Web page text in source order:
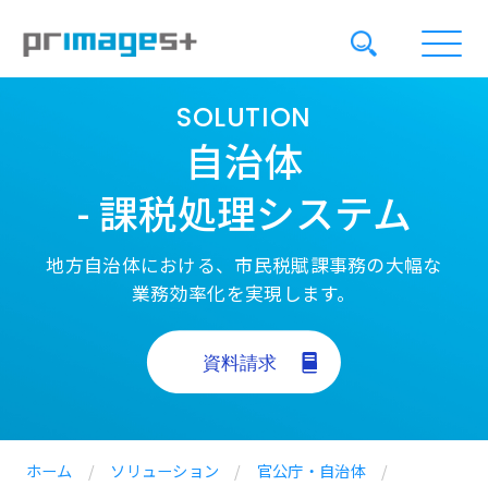
SOLUTION
自治体
- 課税処理システム
地方自治体における、市民税賦課事務の大幅な
業務効率化を実現します。
ホーム / ソリューション / 官公庁・自治体
/